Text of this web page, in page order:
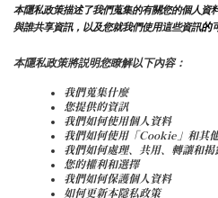
本隱私政策描述了我們蒐集的有關您的個人資
與誰共享資訊，以及您就我們使用這些資訊的
本隱私政策將説明您瞭解以下內容：
我們蒐集什麼
您提供的資訊
我們如何使用個人資料
我們如何使用「Cookie」和其
我們如何處理、共用、轉讓和
您的權利和選擇
我們如何保護個人資料
如何更新本隱私政策